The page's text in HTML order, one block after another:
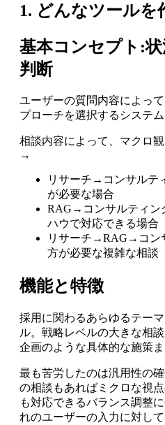
1. どんなツールを
基本コンセプト:
判断
ユーザーの質問内容によっ
プローチを選択するシステ
相談内容によって、マクロ
→
リサーチ→コンサルテ
が必要な場合
RAG→コンサルティン
ハウで対応できる場合
リサーチ→RAG→コン
方が必要な複雑な相談
機能と特徴
採用に関わるあらゆるテー
ル。戦略レベルの大きな相
企画のような具体的な施策
最も苦労したのは汎用性の
の相談もあればミクロな視
も対応できるバランス調整
れのユーザーの入力に対し